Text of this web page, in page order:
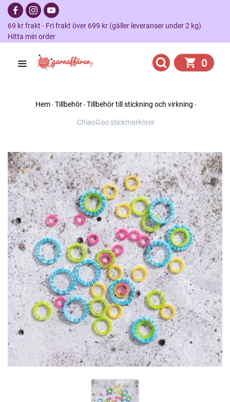
69 kr frakt - Fri frakt över 699 kr (gäller leveranser under 2 kg)
Hitta min order
0
Hem Tillbehör Tillbehör till stickning och virkning
ChiaoGoo stickmarkörer